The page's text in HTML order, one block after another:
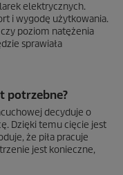
elektrycznych.
i wygodę użytkowania.
poziom natężenia
sprawiała
potrzebne?
decyduje o
Dzięki temu cięcie jest
że piła pracuje
jest konieczne,